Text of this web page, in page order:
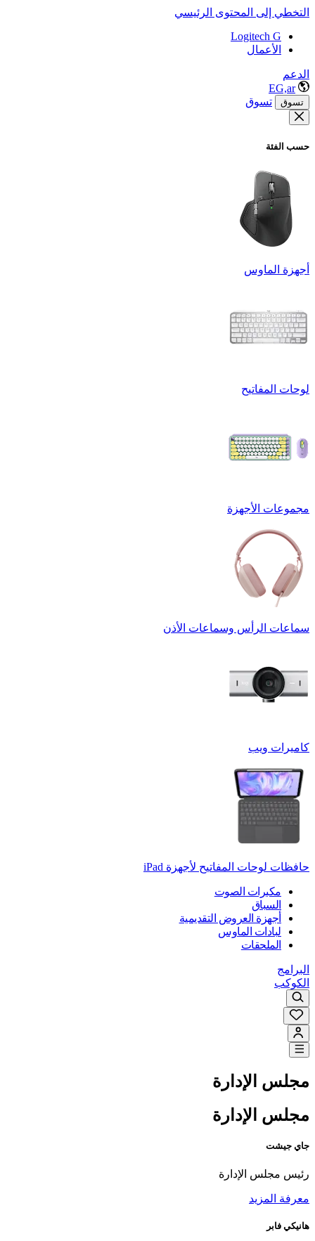
التخطي إلى المحتوى الرئيسي
Logitech G
الأعمال
الدعم
EG,ar
تسوق تسوق
حسب الفئة
أجهزة الماوس
لوحات المفاتيح
مجموعات الأجهزة
سماعات الرأس وسماعات الأذن
كاميرات ويب
حافظات لوحات المفاتيح لأجهزة ‏iPad
مكبرات الصوت
السباق
أجهزة العروض التقديمية
لبادات الماوس
الملحقات
البرامج
الكوكب
مجلس الإدارة
مجلس الإدارة
جاي جيشت
رئيس مجلس الإدارة
معرفة المزيد
هانيكي فابر